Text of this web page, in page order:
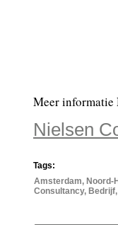
Meer informatie
Nielsen
Tags:
Amsterdam, Noord-
Consultancy,